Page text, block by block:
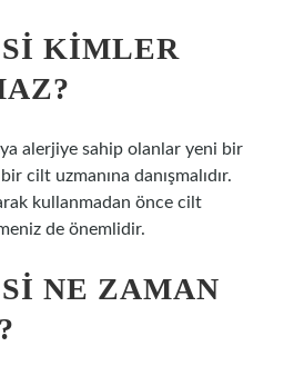
KIMLER
alerjiye sahip olanlar yeni bir
cilt uzmanına danışmalıdır.
kullanmadan önce cilt
de önemlidir.
NE ZAMAN